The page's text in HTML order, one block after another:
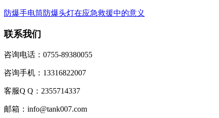
防爆手电筒防爆头灯在应急救援中的意义
联系我们
咨询电话：0755-89380055
咨询手机：13316822007
客服Q Q：2355714337
邮箱：info@tank007.com